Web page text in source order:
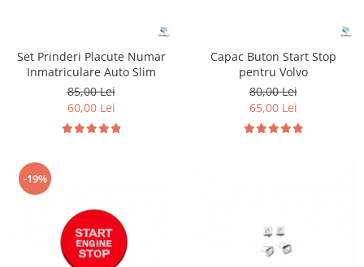
Set Prinderi Placute Numar
Inmatriculare Auto Slim
85,00 Lei
60,00 Lei
Capac Buton Start Stop
pentru Volvo
80,00 Lei
65,00 Lei
-19%